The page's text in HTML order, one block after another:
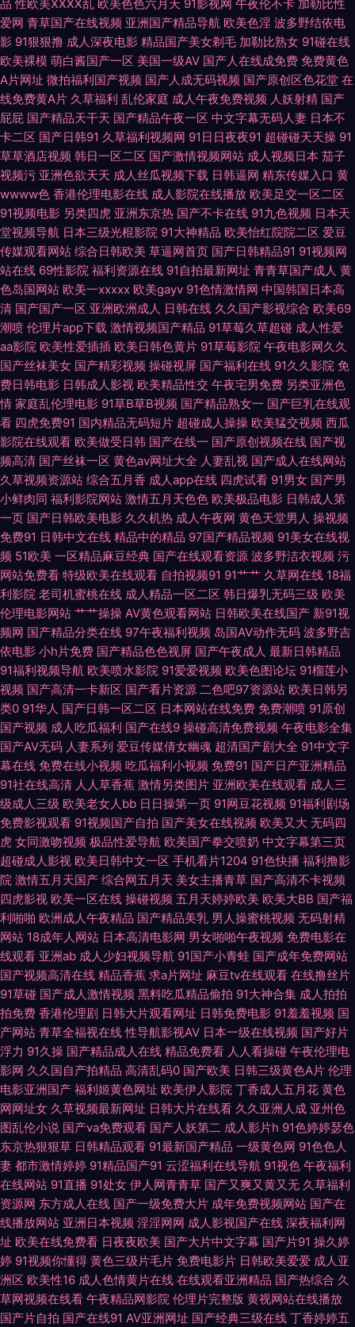
在线视频污 91色色导航导航 av导航网站 激情综合BT 久久停停 蜜臀99超碰
午夜福利尤物 自拍视频啪 91免费网站观看 91做爱免费视频 国产馆外遇 韩日
操逼无码 久艹在线资源 欧美A片色图图片 青娱乐91午夜 熟女少妇一二区 亚
州午夜影院 91大神影音 91香蕉碰 肏草碰91 豆花av网 国产午夜免费不卡 久
久午夜国产精 免费的黄色网 欧美丝袜人妖 日韩第3页 日韩中文字幕电影 亚
洲黑丝高跟福利 91叉叉 97超碰人人操 白丝啪啪 韩国射无码 久草资源福利战
蜜桃午夜精品 青青草原香蕉伊人 日本中文字幕MV 亚洲黄色网址 美女爆操
另类专区欧美 中文字幕黄色 国产精品黄 欧美色噜噜网 日韩色色 午夜福利
2000 亚洲夜夜情 91官网在线看 99国产人成精品 超碰大香蕉伊人 岛国青青
草 国产九一 欧美熟女交 日本抠逼 日韩淫乱视频 午夜福利宅女 做爱丝足网
狠狠撸天天艹 久久伊人大 欧美h版在线 成人不卡免费视频 免费入口91 伊人
大香蕉精品 超碰男女 日韩欧美国产一区 性爱福利社 2026狠狠干 国产精品
片 久草在线欧美 欧美老女肏屄视频 日韩影视 51视频网站 97超碰资源 超碰
91人人操 国产肏屄片 黄色精东 老司机色综合 日韩国产精品四虎 午夜试看三
分钟 91超碰碰在线 91在线欧 岛国片免费 韩日av无码 久久这里有精品6 欧美
女生穴 日韩AV淫淫网 亚洲一二三 91碰视频 AV福利在线 超碰性爱 国产h精
品视频 女优无码导航 日韩A1电影 微拍啪啪啪 影音先锋自拍在线 AA福利在
线观看 福利网导航 九一豆花网站 欧美h喷 日韩日逼网 午夜福利网成人 AV福
利在线 浮力影院最新地址 精品久久丁香五月 欧美私人激情 日日夜夜精品国
产 一区二区免费日本 91中文永久 超碰97久久 极品人妻少妇 欧美经品h片 天
堂资源 亚洲se97 国产情侣久久 欧美日韩中文字幕 色伊人婷婷 在线豆花黑料
9 91在线网址 肏逼导航 精品日韩一 欧美色色资源站 熟女视频免费 中文国产
99热新网址是 豆花小电影av 黄色天堂网 蜜臀人妻系列 日本性爱中文字幕 五
月丁香婷婷成人 91社区网站 超碰少妇自拍 海角社区少妇 蜜桃麻豆久久 日韩
色逼 亚洲国产无AV码 91密桃视频 超碰在线中文字幕 国产日韩欧美足交 日本
人妖五区 亚洲影院麻豆 avtt五月香 成人性交影院 韩国欧美色图 老司机日日
夜夜 青青青青大香蕉 五月天精品导航 97豆花 国产精品群交 久久伊人在线视
频 欧日无码 五月天资源站 最新AV www91激情 国产微拍 老司机av影院 人
人操免费网 婷婷性网 91社区网站 超碰日本色 韩国三级大片 伦理片儿 日本久
久毛 亚洲第一夜 91青草娱乐 www性福导航 国产黄页 久草主页 欧美性爱变
态 性爱C片 97超碰总站 浮力草草视频 精东黄色色 欧美精品3 视频在线观看
91 伊人精品大香蕉 91熊猫tv网页 成人精品免费网 老湿影院福利在现 日韩中
文字幕豆花 影音先锋国产性爱 aaa青青草网 国产精品剧情 美女91小视频 日
品 性欧美ⅩⅩⅩⅩ乱 欧美色色六月天 91影视网 午夜伦不卡 加勒比性
爱网 青草国产在线视频 亚洲国产精品导航 欧美色淫 波多野结依电
影 91狠狠撸 成人深夜电影 精品国产美女剃毛 加勒比熟女 91碰在线
欧美裸模 萌白酱国产一区 美国一级AV 国产人在线成免费 免费黄色
A片网址 微拍福利国产视频 国产人成无码视频 国产原创区色花堂 在
线免费黄A片 久草福利 乱伦家庭 成人午夜免费视频 人妖射精 国产
屁屁 国产精品天干天 国产精品午夜一区 中文字幕无码人妻 日本不
卡二区 国产日韩91 久草福利视频网 91日日夜夜91 超碰碰天天操 91
草草酒店视频 韩日一区二区 国产激情视频网站 成人视频日本 茄子
视频污 亚洲色欲天天 成人丝瓜视频下载 日韩逼网 精东传媒入口 黄
wwww色 香港伦理电影在线 成人影院在线播放 欧美足交一区二区
91视频电影 另类四虎 亚洲东京热 国产不卡在线 91九色视频 日本天
堂视频导航 日本三级光棍影院 91大神精品 欧美怡红院院二区 爱豆
传媒观看网站 综合日韩欧美 草逼网首页 国产日韩精品91 91视频网
站在线 69性影院 福利资源在线 91自拍最新网址 青青草国产成人 黄
色岛国网站 欧美一xxxxx 欧美gayv 91色情激情网 中国韩国日本高
清 国产国产一区 亚洲欧洲成人 日韩在线 久久国产影视综合 欧美69
潮喷 伦理片app下载 激情视频国产精品 91草莓久草超碰 成人性爱
aa影院 欧美性爱插插 欧美日韩色黄片 91草莓影院 午夜电影网久久
国产丝袜美女 国产精彩视频 操碰视屏 国产福利在线 91久久影院 免
费日韩电影 日韩成人影视 欧美精品性交 午夜宅男免费 另类亚洲色
情 家庭乱伦理电影 91草B草B视频 国产精品熟女一 国产巨乳在线观
看 四虎免费91 国内精品无码短片 超碰成人操操 欧美猛交视频 西瓜
影院在线观看 欧美做受日韩 国产在线一 国产原创视频在线 国产视
频高清 国产丝袜一区 黄色av网址大全 人妻乱视 国产成人在线网站
久草视频资源站 综合五月香 成人app在线 四虎试看 91男女 国产男
小鲜肉同 福利影院网站 激情五月天色色 欧美极品电影 日韩成人第
一页 国产日韩欧美电影 久久机热 成人午夜网 黄色天堂男人 操视频
免费91 日韩中文在线 精品中的精品 97国产精品视频 91美女在线视
频 51欧美 一区精品麻豆经典 国产在线观看资源 波多野洁衣视频 污
网站免费看 特级欧美在线观看 自拍视频91 91艹艹 久草网在线 18福
利影院 老司机蜜桃在线 成人精品一区二区 韩日爆乳无码三级 欧美
伦理电影网站 艹艹操操 AV黄色观看网站 日韩欧美在线国产 新91视
频网 国产精品分类在线 97午夜福利视频 岛国AV动作无码 波多野吉
依电影 小h片免费 国产精品色色视屏 国产午夜成人 最新日韩精品
91福利视频导航 欧美喷水影院 91爱爱视频 欧美色图论坛 91榴莲小
视频 国产高清一卡新区 国产看片资源 二色吧97资源站 欧美日韩另
类0 91华人 国产日韩一区二区 日本网站在线免费 免费潮喷 91原创
国产视频 成人吃瓜福利 国产在线9 操碰高清免费视频 午夜电影全集
国产AV无码 人妻系列 爱豆传媒倩女幽魂 超清国产剧大全 91中文字
幕在线 免费在线小视频 吃瓜福利小视频 免费91 国产日产亚洲精品
91社在线高清 人人草香蕉 激情另类图片 亚洲欧美在线观看 成人三
级成人三级 欧美老女人bb 日日操第一页 91网豆花视频 91福利剧场
免费影视观看 91视频国产自拍 国产美女在线视频 欧美又大 无码四
虎 女同激吻视频 极品性爱导航 欧美国产拳交喷奶 中文字幕第三页
超碰成人影视 欧美日韩中文一区 手机看片1204 91色快播 福利撸影
院 激情五月天国产 综合网五月天 美女主播青草 国产高清不卡视频
四虎影视 欧美一区在线 操碰视频 五月天婷婷欧美 欧美大BB 国产福
利啪啪 欧洲成人午夜精品 国产精品美乳 男人操蜜桃视频 无码射精
网站 18成年人网站 日本高清电影网 男女啪啪午夜视频 免费电影在
线观看 亚洲ab 成人少妇视频导航 91国产小青蛙 国产成年免费网站
国产视频高清在线 精品香蕉 求a片网址 麻豆tv在线观看 在线撸丝片
91草碰 国产成人激情视频 黑料吃瓜精品偷拍 91大神合集 成人拍拍
拍免费 香港伦理剧 日韩大片观看网址 日韩免费电影 91羞羞视频 国
产网站 青草全福视在线 性导航影视AV 日本一级在线视频 国产好片
浮力 91久操 国产精品成人在线 精品免费看 人人看操碰 午夜伦理电
影网 久久国自产拍精品 高清乱码0 国产欧美 日韩三级黄色A片 伦理
电影亚洲国产 福利姬黄色网址 欧美伊人影院 丁香成人五月花 黄色
网网址女 久草视频最新网址 日韩大片在线看 久久亚洲人成 亚州色
图乱伦小说 国产va免费观看 国产人妖第二 成人影片h 91色婷婷瑟色
东京热狠狠草 日韩精品观看 91最新国产精品 一级黄色网 91色色人
妻 都市激情婷婷 91精品国产91 云涩福利在线导航 91视色 午夜福利
在线网站 91直播 91处女 伊人网青青草 国产又爽又黄又无 久草福利
资源网 东方成人在线 国产一级免费大片 成年免费视频网站 国产在
线播放网站 亚洲日本视频 淫淫网网 成人影视国产在线 深夜福利网
址 欧美在线免费看 日夜夜欧美 国产大片中文字幕 国产片91 操久婷
婷 91视频你懂得 黄色三级片毛片 免费电影片 日韩欧美爱爱 成人亚
洲区 欧美性16 成人色情黄片在线 在线观看亚洲精品 国产热综合 久
草网视频在线看 午夜精品网影院 伦理片完整版 黄视网站在线播放
国产片自拍 国产在线91 AV亚洲网址 国产经典三级在线 丁香婷婷五